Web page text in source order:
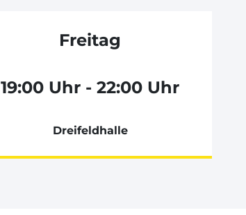
Freitag
19:00 Uhr - 22:00 Uhr
Dreifeldhalle